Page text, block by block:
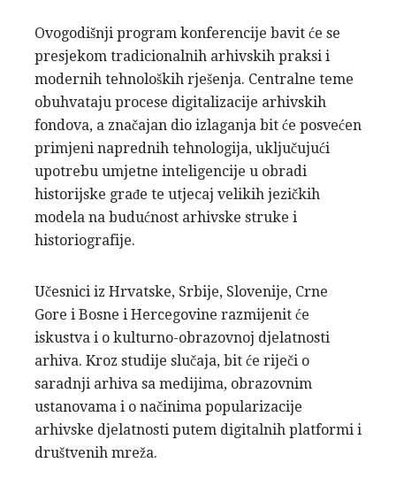
Ovogodišnji program konferencije bavit će se
presjekom tradicionalnih arhivskih praksi i
modernih tehnoloških rješenja. Centralne teme
obuhvataju procese digitalizacije arhivskih
fondova, a značajan dio izlaganja bit će posvećen
primjeni naprednih tehnologija, uključujući
upotrebu umjetne inteligencije u obradi
historijske građe te utjecaj velikih jezičkih
modela na budućnost arhivske struke i
historiografije.
Učesnici iz Hrvatske, Srbije, Slovenije, Crne
Gore i Bosne i Hercegovine razmijenit će
iskustva i o kulturno-obrazovnoj djelatnosti
arhiva. Kroz studije slučaja, bit će riječi o
saradnji arhiva sa medijima, obrazovnim
ustanovama i o načinima popularizacije
arhivske djelatnosti putem digitalnih platformi i
društvenih mreža.